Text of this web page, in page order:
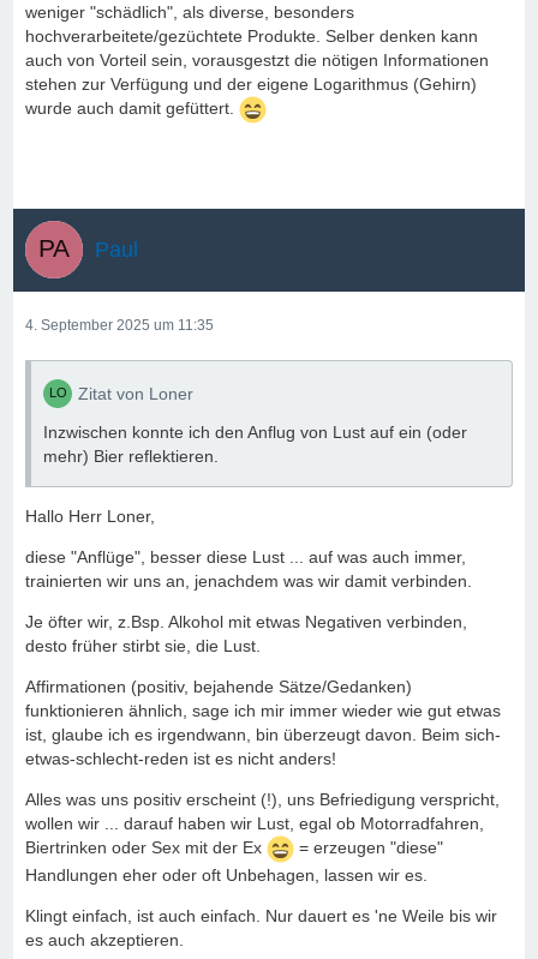
weniger "schädlich", als diverse, besonders
hochverarbeitete/gezüchtete Produkte. Selber denken kann
auch von Vorteil sein, vorausgestzt die nötigen Informationen
stehen zur Verfügung und der eigene Logarithmus (Gehirn)
wurde auch damit gefüttert.
Paul
4. September 2025 um 11:35
Zitat von Loner
Inzwischen konnte ich den Anflug von Lust auf ein (oder
mehr) Bier reflektieren.
Hallo Herr Loner,
diese "Anflüge", besser diese Lust ... auf was auch immer,
trainierten wir uns an, jenachdem was wir damit verbinden.
Je öfter wir, z.Bsp. Alkohol mit etwas Negativen verbinden,
desto früher stirbt sie, die Lust.
Affirmationen (positiv, bejahende Sätze/Gedanken)
funktionieren ähnlich, sage ich mir immer wieder wie gut etwas
ist, glaube ich es irgendwann, bin überzeugt davon. Beim sich-
etwas-schlecht-reden ist es nicht anders!
Alles was uns positiv erscheint (!), uns Befriedigung verspricht,
wollen wir ... darauf haben wir Lust, egal ob Motorradfahren,
Biertrinken oder Sex mit der Ex
= erzeugen "diese"
Handlungen eher oder oft Unbehagen, lassen wir es.
Klingt einfach, ist auch einfach. Nur dauert es 'ne Weile bis wir
es auch akzeptieren.